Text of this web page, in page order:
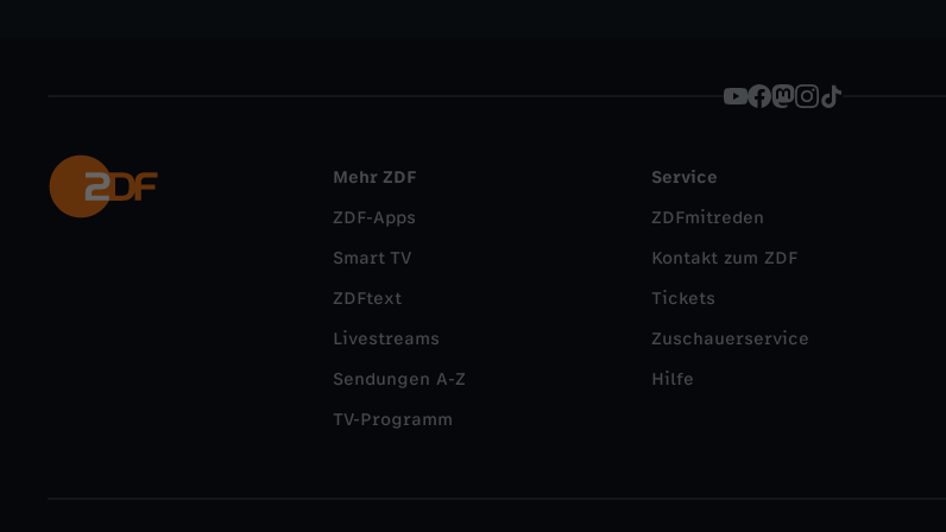
Mehr ZDF
ZDF-Apps
Smart TV
ZDFtext
Livestreams
Sendungen A-Z
TV-Programm
Service
ZDFmitreden
Kontakt zum ZDF
Tickets
Zuschauerservice
Hilfe